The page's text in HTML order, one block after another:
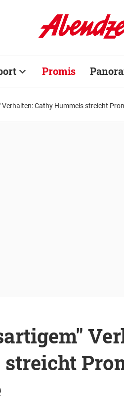
Promis
Verhalten: Cathy Hummels streicht